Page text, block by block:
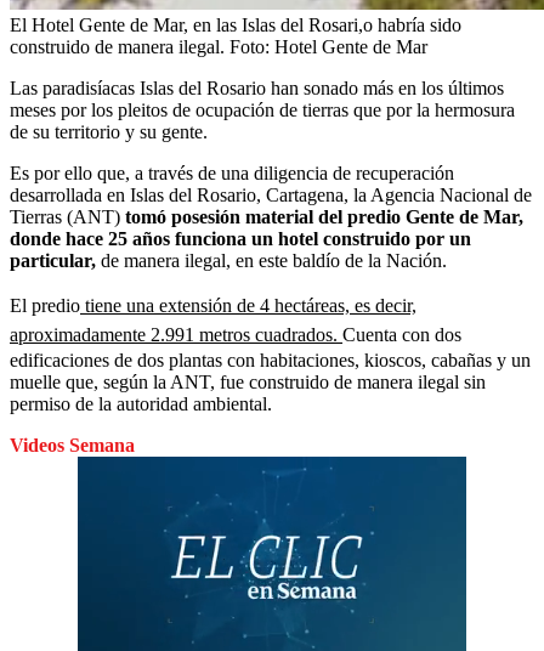
El Hotel Gente de Mar, en las Islas del Rosari,o habría sido
construido de manera ilegal. Foto: Hotel Gente de Mar
Las paradisíacas Islas del Rosario han sonado más en los últimos
meses por los pleitos de ocupación de tierras que por la hermosura
de su territorio y su gente.
Es por ello que, a través de una diligencia de recuperación
desarrollada en Islas del Rosario, Cartagena, la Agencia Nacional de
Tierras (ANT) tomó posesión material del predio Gente de Mar,
donde hace 25 años funciona un hotel construido por un
particular, de manera ilegal, en este baldío de la Nación.
El predio tiene una extensión de 4 hectáreas, es decir,
aproximadamente 2.991 metros cuadrados. Cuenta con dos
edificaciones de dos plantas con habitaciones, kioscos, cabañas y un
muelle que, según la ANT, fue construido de manera ilegal sin
permiso de la autoridad ambiental.
Videos Semana